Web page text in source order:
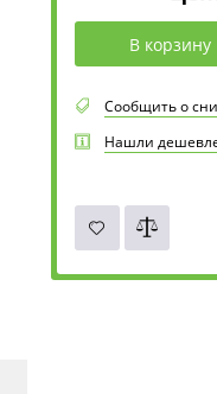
В корзину
Сообщить о
Нашли